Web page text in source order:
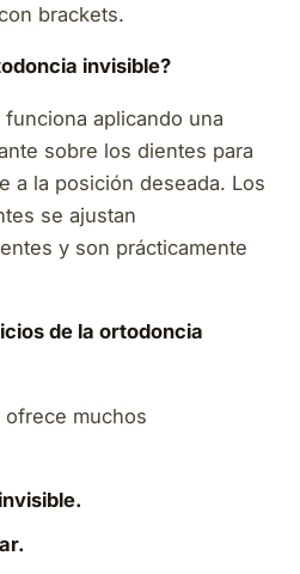
brackets.
invisible?
aplicando una
sobre los dientes para
a la posición deseada. Los
se ajustan
y son prácticamente
de la ortodoncia
ofrece muchos